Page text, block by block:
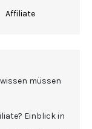
Affiliate
müssen
Einblick in